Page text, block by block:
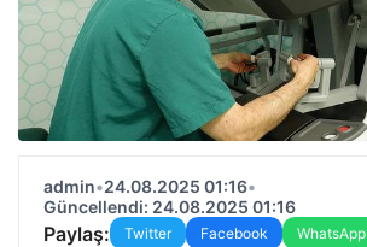
admin•24.08.2025 01:16•
Güncellendi: 24.08.2025 01:16
Paylaş: Twitter Facebook WhatsApp